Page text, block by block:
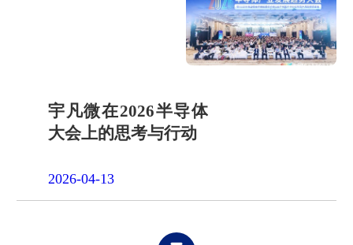
宇凡微在2026半导体
大会上的思考与行动
2026-04-13